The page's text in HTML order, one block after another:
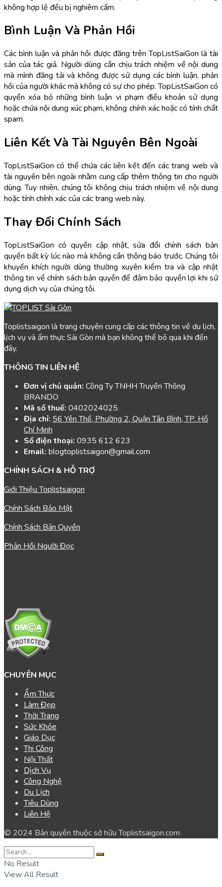
không hợp lệ đều bị nghiêm cấm.
Bình Luận Và Phản Hồi
Các bình luận và phản hồi được đăng trên TopListSaiGon là tài
sản của tác giả. Người dùng cần chịu trách nhiệm về nội dung
mà mình đăng tải và không được sử dụng các bình luận, phản
hồi của người khác mà không có sự cho phép. TopListSaiGon có
quyền xóa bỏ những bình luận vi phạm điều khoản sử dụng
hoặc chứa nội dung xúc phạm, không chính xác hoặc có tính chất
spam.
Liên Kết Và Tài Nguyên Bên Ngoài
TopListSaiGon có thể chứa các liên kết đến các trang web và
tài nguyên bên ngoài nhằm cung cấp thêm thông tin cho người
dùng. Tuy nhiên, chúng tôi không chịu trách nhiệm về nội dung
hoặc tính chính xác của các trang web này.
Thay Đổi Chính Sách
TopListSaiGon có quyền cập nhật, sửa đổi chính sách bản
quyền bất kỳ lúc nào mà không cần thông báo trước. Chúng tôi
khuyến khích người dùng thường xuyên kiểm tra và cập nhật
thông tin về chính sách bản quyền để đảm bảo quyền lợi khi sử
dụng dịch vụ của chúng tôi.
Toplistsaigon là trang chuyên cung cấp các thông tin về du lịch,
lịch vụ và ẩm thực Sài Gòn mà bạn không thể bỏ qua khi đến
đây.
THÔNG TIN LIÊN HỆ
Đơn vị chủ quản: Công Ty TNHH Truyền Thông
BRANDO
Mã số thuế: 0402024025
Địa chỉ: 56 Yên Thế, Phường 2, Quận Tân Bình, TP. Hồ
Chí Minh
Số điện thoại: 0935 612 623
Email: blogtoplistsaigon@gmail.com
CHÍNH SÁCH & HỖ TRỢ
Giới Thiệu Toplistsaigon
Chính Sách Bảo Mật
Chính Sách Bản Quyền
Phản Hồi Người Đọc
CHUYÊN MỤC
Ẩm Thực
Làm Đẹp
Thời Trang
Sức Khỏe
Giáo Dục
Thi Công
Nội Thất
Dịch Vụ
Công Nghệ
Du Lịch
Tiêu Dùng
Liên Hệ
© 2024 Bản quyền thuộc sở hữu Toplistsaigon.com
No Result
View All Result